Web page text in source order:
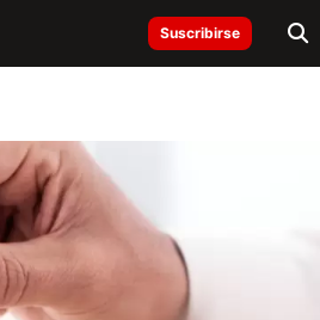
Suscribirse